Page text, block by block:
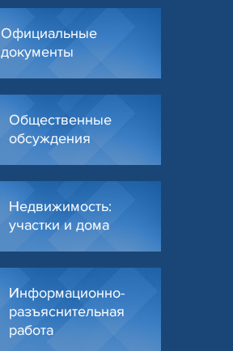
Официальные
документы
Общественные
обсуждения
Недвижимость:
участки и дома
Информационно-
разъяснительная
работа